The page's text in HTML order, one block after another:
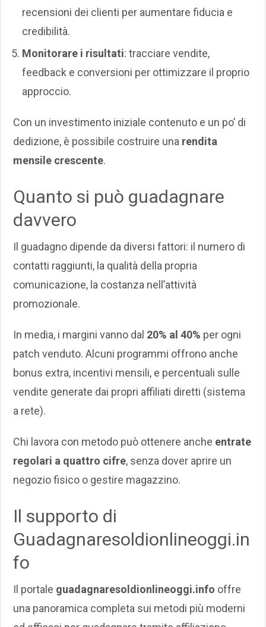
recensioni dei clienti per aumentare fiducia e
credibilità.
Monitorare i risultati: tracciare vendite,
feedback e conversioni per ottimizzare il proprio
approccio.
Con un investimento iniziale contenuto e un po’ di
dedizione, è possibile costruire una rendita
mensile crescente.
Quanto si può guadagnare
davvero
Il guadagno dipende da diversi fattori: il numero di
contatti raggiunti, la qualità della propria
comunicazione, la costanza nell’attività
promozionale.
In media, i margini vanno dal 20% al 40% per ogni
patch venduto. Alcuni programmi offrono anche
bonus extra, incentivi mensili, e percentuali sulle
vendite generate dai propri affiliati diretti (sistema
a rete).
Chi lavora con metodo può ottenere anche entrate
regolari a quattro cifre, senza dover aprire un
negozio fisico o gestire magazzino.
Il supporto di
Guadagnaresoldionlineoggi.in
fo
Il portale guadagnaresoldionlineoggi.info offre
una panoramica completa sui metodi più moderni